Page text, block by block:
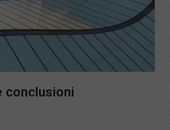
conclusioni